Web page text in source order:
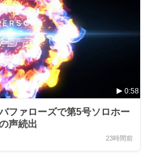
0:58
ファローズで第5号ソロホー
声続出
23時間前